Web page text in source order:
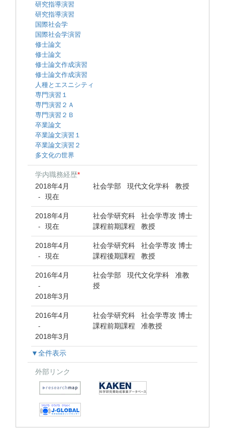
研究指導演習
研究指導演習
国際社会学
国際社会学演習
修士論文
修士論文
修士論文作成演習
修士論文作成演習
人種とエスニシティ
専門演習１
専門演習２Ａ
専門演習２Ｂ
卒業論文
卒業論文演習１
卒業論文演習２
多文化の世界
学内職務経歴*
2018年4月
- 現在
社会学部 現代文化学科 教授
2018年4月
- 現在
社会学研究科 社会学専攻 博士
課程前期課程 教授
2018年4月
- 現在
社会学研究科 社会学専攻 博士
課程後期課程 教授
2016年4月
-
2018年3月
社会学部 現代文化学科 准教
授
2016年4月
-
2018年3月
社会学研究科 社会学専攻 博士
課程前期課程 准教授
▼全件表示
外部リンク